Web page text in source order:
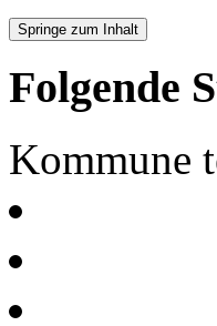
Springe zum Inhalt
Folgende
Kommune